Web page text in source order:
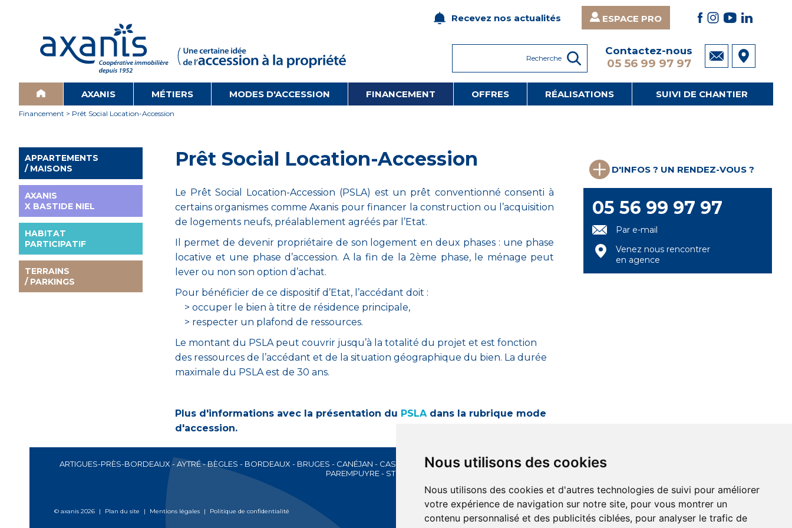
Nous utilisons des cookies
Nous utilisons des cookies et d'autres technologies de suivi pour améliorer
votre expérience de navigation sur notre site, pour vous montrer un
contenu personnalisé et des publicités ciblées, pour analyser le trafic de
Contactez-nous
05 56 99 97 97
Recevez nos actualités ESPACE PRO
AXANIS MÉTIERS MODES D'ACCESSION FINANCEMENT OFFRES RÉALISATIONS SUIVI DE CHANTIER
Financement > Prêt Social Location-Accession
APPARTEMENTS
/ MAISONS
AXANIS
X BASTIDE NIEL
HABITAT
PARTICIPATIF
TERRAINS
/ PARKINGS
Prêt Social Location-Accession
Le Prêt Social Location-Accession (PSLA) est un prêt conventionné consenti à
certains organismes comme Axanis pour financer la construction ou l’acquisition
de logements neufs, préalablement agréés par l’Etat.
Il permet de devenir propriétaire de son logement en deux phases : une phase
locative et une phase d’accession. A la fin de la 2ème phase, le ménage peut
lever ou non son option d’achat.
Pour bénéficier de ce dispositif d’Etat, l’accédant doit :
> occuper le bien à titre de résidence principale,
> respecter un plafond de ressources.
Le montant du PSLA peut couvrir jusqu’à la totalité du projet et est fonction
des ressources de l’accédant et de la situation géographique du bien. La durée
maximale du PSLA est de 30 ans.
Plus d'informations avec la présentation du PSLAdans la rubrique mode
d'accession.
D'INFOS ? UN RENDEZ-VOUS ?
05 56 99 97 97
Par e-mail
Venez nous rencontrer
en agence
ARTIGUES-PRÈS-BORDEAUX-AYTRÉ-BÈGLES - BORDEAUX - BRUGES - CANÉJAN - CASTETS FLOIRAC- LE TAILLAN-MÉDOC-LORMONT- MAZÈRES-LEZONS
PAREMPUYRE- ST SULPICE ET CAMEYRAC
© axanis 2026 | Plan du site | Mentions légales | Politique de confidentialité